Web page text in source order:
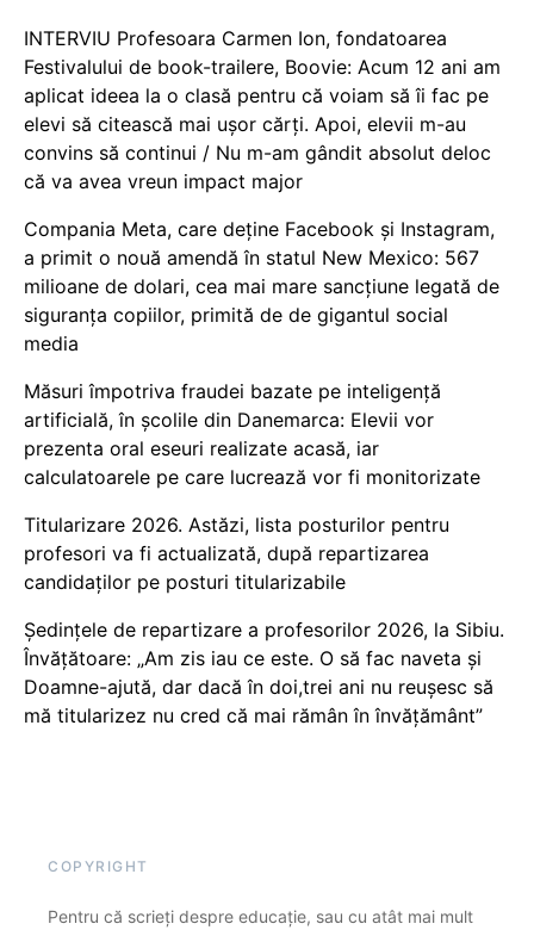
INTERVIU Profesoara Carmen Ion, fondatoarea
Festivalului de book-trailere, Boovie: Acum 12 ani am
aplicat ideea la o clasă pentru că voiam să îi fac pe
elevi să citească mai ușor cărți. Apoi, elevii m-au
convins să continui / Nu m-am gândit absolut deloc
că va avea vreun impact major
Compania Meta, care deține Facebook și Instagram,
a primit o nouă amendă în statul New Mexico: 567
milioane de dolari, cea mai mare sancțiune legată de
siguranța copiilor, primită de de gigantul social
media
Măsuri împotriva fraudei bazate pe inteligență
artificială, în școlile din Danemarca: Elevii vor
prezenta oral eseuri realizate acasă, iar
calculatoarele pe care lucrează vor fi monitorizate
Titularizare 2026. Astăzi, lista posturilor pentru
profesori va fi actualizată, după repartizarea
candidaților pe posturi titularizabile
Ședințele de repartizare a profesorilor 2026, la Sibiu.
Învățătoare: „Am zis iau ce este. O să fac naveta și
Doamne-ajută, dar dacă în doi,trei ani nu reușesc să
mă titularizez nu cred că mai rămân în învățământ”
COPYRIGHT
Pentru că scrieți despre educație, sau cu atât mai mult